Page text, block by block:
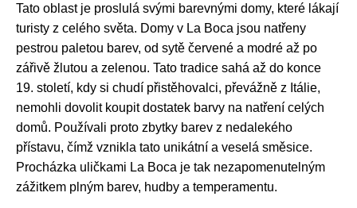
Tato oblast je proslulá svými barevnými domy, které lákají
turisty z celého světa. Domy v La Boca jsou natřeny
pestrou paletou barev, od sytě červené a modré až po
zářivě žlutou a zelenou. Tato tradice sahá až do konce
19. století, kdy si chudí přistěhovalci, převážně z Itálie,
nemohli dovolit koupit dostatek barvy na natření celých
domů. Používali proto zbytky barev z nedalekého
přístavu, čímž vznikla tato unikátní a veselá směsice.
Procházka uličkami La Boca je tak nezapomenutelným
zážitkem plným barev, hudby a temperamentu.